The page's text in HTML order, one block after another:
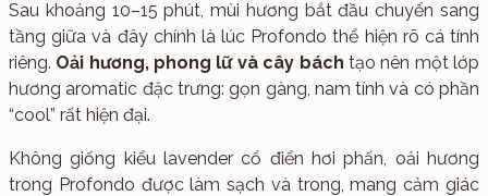
Sau khoảng 10–15 phút, mùi hương bắt đầu chuyển sang
tầng giữa và đây chính là lúc Profondo thể hiện rõ cá tính
riêng. Oải hương, phong lữ và cây bách tạo nên một lớp
hương aromatic đặc trưng: gọn gàng, nam tính và có phần
“cool” rất hiện đại.
Không giống kiểu lavender cổ điển hơi phấn, oải hương
trong Profondo được làm sạch và trong, mang cảm giác